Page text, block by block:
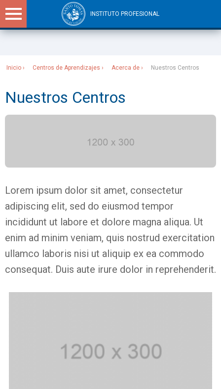
INSTITUTO PROFESIONAL
Inicio Centros de Aprendizajes Acerca de Nuestros Centros
Nuestros Centros
Lorem ipsum dolor sit amet, consectetur
adipiscing elit, sed do eiusmod tempor
incididunt ut labore et dolore magna aliqua. Ut
enim ad minim veniam, quis nostrud exercitation
ullamco laboris nisi ut aliquip ex ea commodo
consequat. Duis aute irure dolor in reprehenderit.